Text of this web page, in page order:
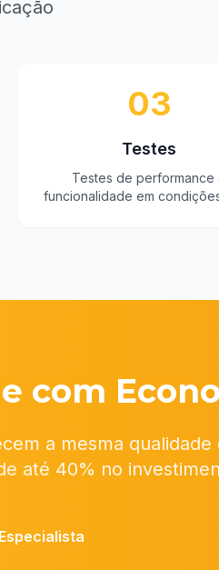
03
Testes
Testes de performance
funcionalidade em
com
a mesma
até 40% no